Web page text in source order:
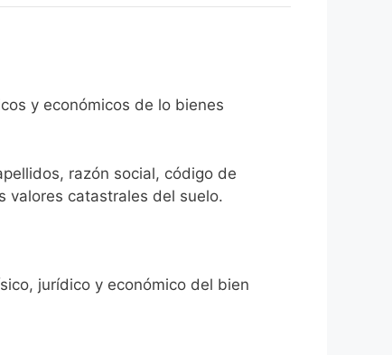
y económicos de lo bienes
razón social, código de
valores catastrales del suelo.
jurídico y económico del bien